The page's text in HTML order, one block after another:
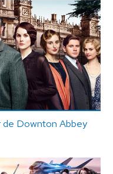
de Downton Abbey